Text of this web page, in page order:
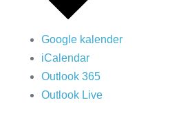
Google kalender
iCalendar
Outlook 365
Outlook Live